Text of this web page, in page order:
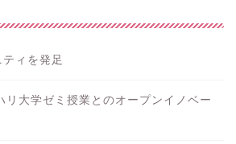
ィを発足
リ大学ゼミ授業とのオープンイノベー